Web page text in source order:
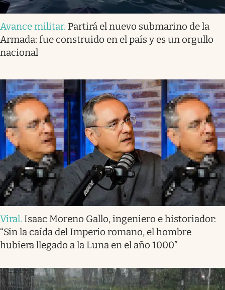
Avance militar. Partirá el nuevo submarino de la
Armada: fue construido en el país y es un orgullo
nacional
Viral. Isaac Moreno Gallo, ingeniero e historiador:
“Sin la caída del Imperio romano, el hombre
hubiera llegado a la Luna en el año 1000”